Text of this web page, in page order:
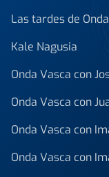
Las tardes de
Kale Nagusia
Onda Vasca con
Onda Vasca con
Onda Vasca con
Onda Vasca con